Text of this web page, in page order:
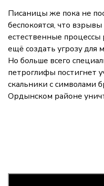
Писаницы же пока не
беспокоятся, что
естественные
ещё создать угрозу для
Но больше всего
петроглифы постигнет
скальники с символами
Ордынском районе